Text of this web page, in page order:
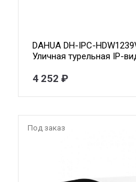
DAHUA DH-IPC-
Уличная турельная IP-
металл, пластик
4 252 ₽
Под заказ